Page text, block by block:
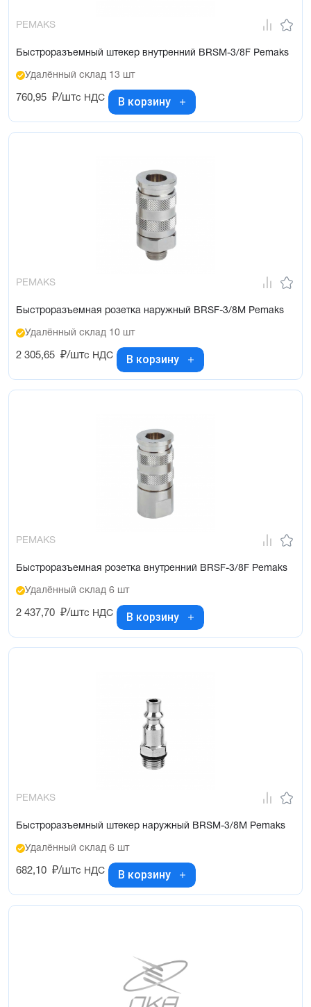
PEMAKS
Быстроразъемный штекер внутренний BRSM-3/8F Pemaks
Удалённый склад 13 шт
760,95 ₽/штс НДС В корзину
PEMAKS
Быстроразъемная розетка наружный BRSF-3/8M Pemaks
Удалённый склад 10 шт
2 305,65 ₽/штс НДС В корзину
PEMAKS
Быстроразъемная розетка внутренний BRSF-3/8F Pemaks
Удалённый склад 6 шт
2 437,70 ₽/штс НДС В корзину
PEMAKS
Быстроразъемный штекер наружный BRSM-3/8M Pemaks
Удалённый склад 6 шт
682,10 ₽/штс НДС В корзину